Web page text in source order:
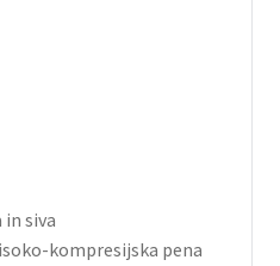
in siva
kompresijska pena